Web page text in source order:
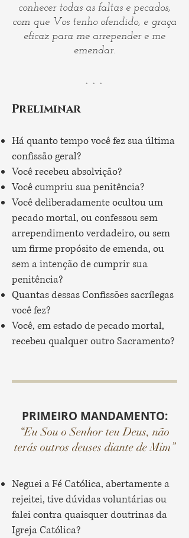
conhecer todas as faltas e pecados,
com que Vos tenho ofendido, e graça
eficaz para me arrepender e me
emendar.
. . .
Preliminar
Há quanto tempo você fez sua última
confissão geral?
Você recebeu absolvição?
Você cumpriu sua penitência?
Você deliberadamente ocultou um
pecado mortal, ou confessou sem
arrependimento verdadeiro, ou sem
um firme propósito de emenda, ou
sem a intenção de cumprir sua
penitência?
Quantas dessas Confissões sacrílegas
você fez?
Você, em estado de pecado mortal,
recebeu qualquer outro Sacramento?
PRIMEIRO MANDAMENTO:
“Eu Sou o Senhor teu Deus, não
terás outros deuses diante de Mim”
Neguei a Fé Católica, abertamente a
rejeitei, tive dúvidas voluntárias ou
falei contra quaisquer doutrinas da
Igreja Católica?